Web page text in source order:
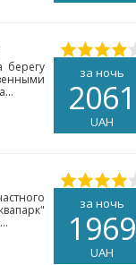
за ночь
2061
UAH
берегу
за ночь
1969
UAH